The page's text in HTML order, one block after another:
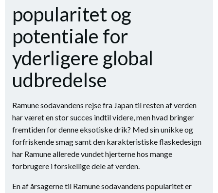
popularitet og
potentiale for
yderligere global
udbredelse
Ramune sodavandens rejse fra Japan til resten af verden
har været en stor succes indtil videre, men hvad bringer
fremtiden for denne eksotiske drik? Med sin unikke og
forfriskende smag samt den karakteristiske flaskedesign
har Ramune allerede vundet hjerterne hos mange
forbrugere i forskellige dele af verden.
En af årsagerne til Ramune sodavandens popularitet er